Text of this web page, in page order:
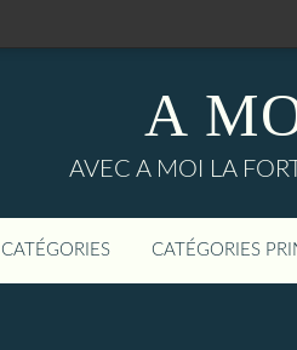
A
AVEC A MOI LA
CATÉGORIES CATÉGORIES